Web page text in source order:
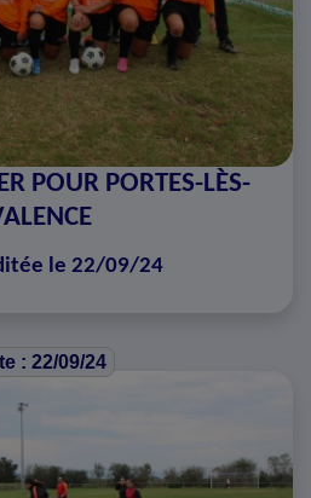
POUR PORTES-LÈS-
le 22/09/24
: 22/09/24